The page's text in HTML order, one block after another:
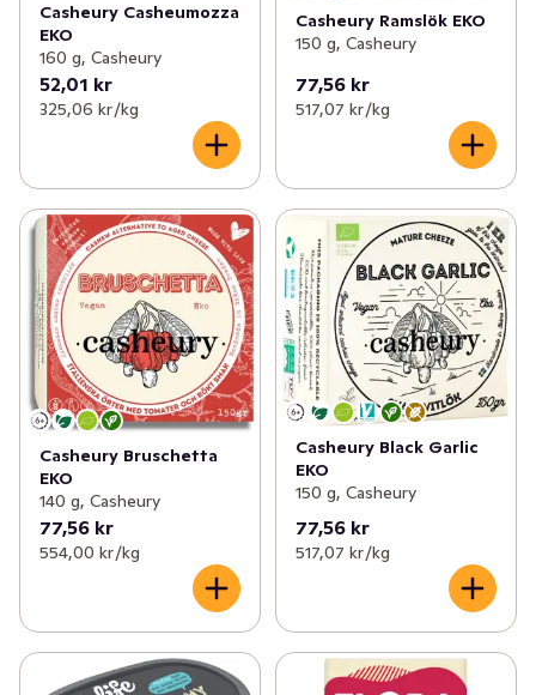
Casheury Casheumozza
EKO
160 g, Casheury
52,01 kr
325,06 kr /kg
Casheury Ramslök EKO
150 g, Casheury
77,56 kr
517,07 kr /kg
Casheury Bruschetta
EKO
140 g, Casheury
77,56 kr
554,00 kr /kg
Casheury Black Garlic
EKO
150 g, Casheury
77,56 kr
517,07 kr /kg